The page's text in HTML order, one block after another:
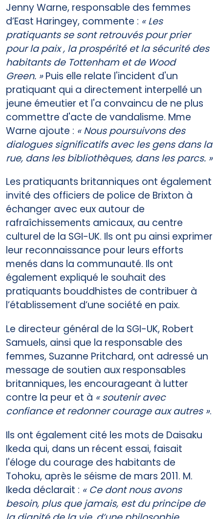
Jenny Warne, responsable des femmes
d’East Haringey, commente : « Les
pratiquants se sont retrouvés pour prier
pour la paix , la prospérité et la sécurité des
habitants de Tottenham et de Wood
Green. »Puis elle relate l'incident d'un
pratiquant qui a directement interpellé un
jeune émeutier et l'a convaincu de ne plus
commettre d'acte de vandalisme. Mme
Warne ajoute : « Nous poursuivons des
dialogues significatifs avec les gens dans la
rue, dans les bibliothèques, dans les parcs. »
Les pratiquants britanniques ont également
invité des officiers de police de Brixton à
échanger avec eux autour de
rafraîchissements amicaux, au centre
culturel de la SGI-UK. Ils ont pu ainsi exprimer
leur reconnaissance pour leurs efforts
menés dans la communauté. Ils ont
également expliqué le souhait des
pratiquants bouddhistes de contribuer à
l’établissement d’une société en paix.
Le directeur général de la SGI-UK, Robert
Samuels, ainsi que la responsable des
femmes, Suzanne Pritchard, ont adressé un
message de soutien aux responsables
britanniques, les encourageant à lutter
contre la peur et à « soutenir avec
confiance et redonner courage aux autres ».
Ils ont également cité les mots de Daisaku
Ikeda qui, dans un récent essai, faisait
l'éloge du courage des habitants de
Tohoku, après le séisme de mars 2011. M.
Ikeda déclarait : « Ce dont nous avons
besoin, plus que jamais, est du principe de